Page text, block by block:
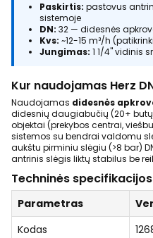
Paskirtis: pastovus
sistemoje
DN: 32 — didesnės
Kvs: ~12-15 m³/h
Jungimas: 1 1/4" vidinis
Kur naudojamas Herz
Naudojamas didesnės
didesnių daugiabučių (20+
objektai (prekybos centrai,
sistemos su bendrai valdomu
aukštu pirminiu slėgiu (>8 bar)
antrinis slėgis liktų stabilus be
Techninės specifikacijos
Parametras
Kodas